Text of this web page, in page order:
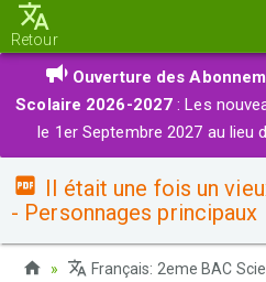
Retour
Ouverture des
Scolaire 2026-2027 : Les
le 1er Septembre 2027 au lieu
Il était une fois un
- Personnages principaux
Français: 2eme BAC